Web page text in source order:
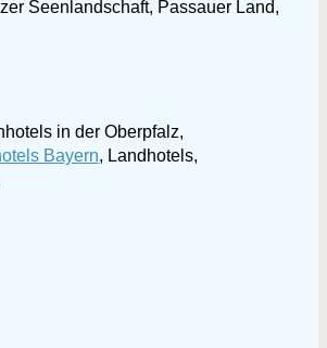
Seenlandschaft, Passauer Land,
in der Oberpfalz,
Bayern, Landhotels,